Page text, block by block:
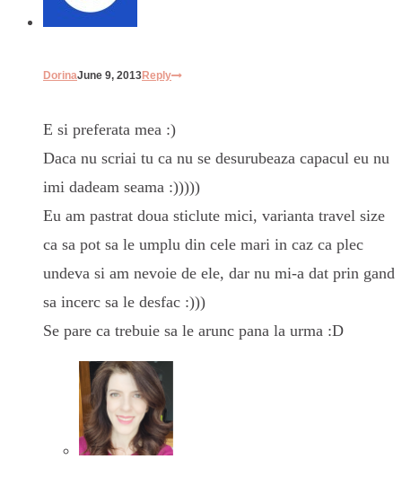
DorinaJune 9, 2013Reply
E si preferata mea :)
Daca nu scriai tu ca nu se desurubeaza capacul eu nu
imi dadeam seama :)))))
Eu am pastrat doua sticlute mici, varianta travel size
ca sa pot sa le umplu din cele mari in caz ca plec
undeva si am nevoie de ele, dar nu mi-a dat prin gand
sa incerc sa le desfac :)))
Se pare ca trebuie sa le arunc pana la urma :D